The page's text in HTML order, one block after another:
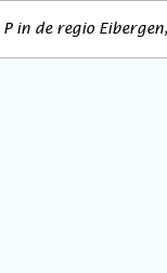
in de regio